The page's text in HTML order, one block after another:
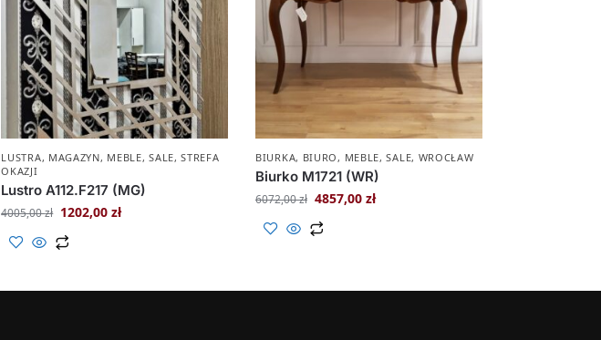
LUSTRA, MAGAZYN, MEBLE,SALE,STREFA
OKAZJI
Lustro A112.F217 (MG)
4005,00zł 1202,00zł
BIURKA, BIURO , MEBLE,SALE, WROCŁAW
Biurko M1721 (WR)
6072,00zł 4857,00zł